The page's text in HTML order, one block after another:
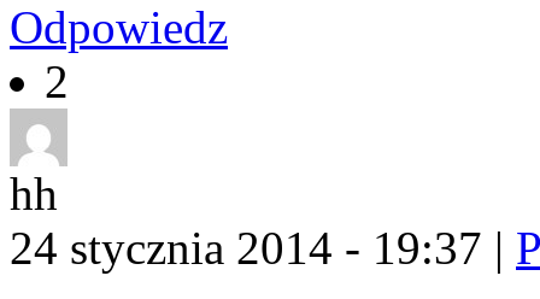
Odpowiedz
2
hh
24 stycznia 2014 - 19:37 |